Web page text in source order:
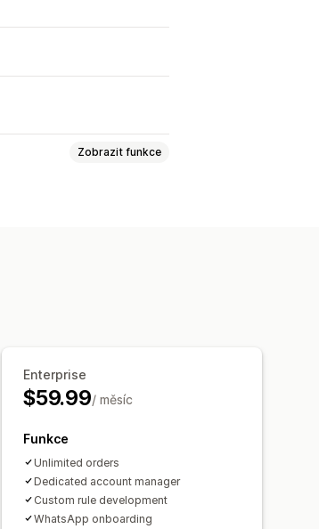
Zobrazit funkce
Výkonnost doporučení
Enterprise
$59.99/ měsíc
Funkce
Unlimited orders
Dedicated account manager
Custom rule development
WhatsApp onboarding